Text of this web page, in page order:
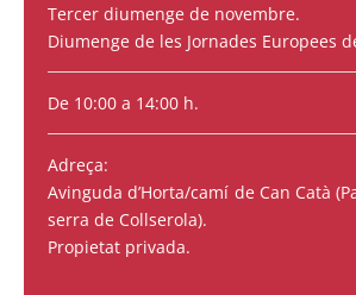
Tercer diumenge de novembre.
Diumenge de les Jornades Europees
De 10:00 a 14:00 h.
Adreça:
Avinguda d’Horta/camí de Can Catà
serra de Collserola).
Propietat privada.